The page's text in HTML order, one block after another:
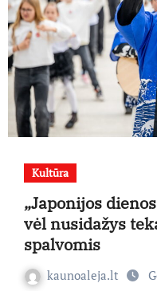
Kultūra
„Japonijos
vėl nusidažys
spalvomis
kaunoaleja.lt